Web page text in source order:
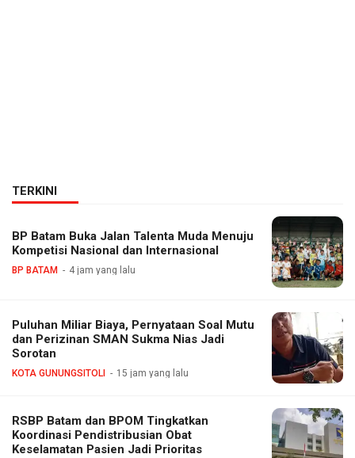
TERKINI
BP Batam Buka Jalan Talenta Muda Menuju
Kompetisi Nasional dan Internasional
BP BATAM 4 jam yang lalu
Puluhan Miliar Biaya, Pernyataan Soal Mutu
dan Perizinan SMAN Sukma Nias Jadi
Sorotan
KOTA GUNUNGSITOLI 15 jam yang lalu
RSBP Batam dan BPOM Tingkatkan
Koordinasi Pendistribusian Obat
Keselamatan Pasien Jadi Prioritas